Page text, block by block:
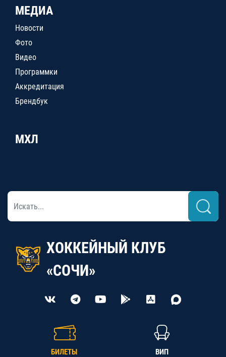
МЕДИА
Новости
Фото
Видео
Программки
Аккредитация
Брендбук
МХЛ
ХОККЕЙНЫЙ КЛУБ
«СОЧИ»
БИЛЕТЫ ВИП